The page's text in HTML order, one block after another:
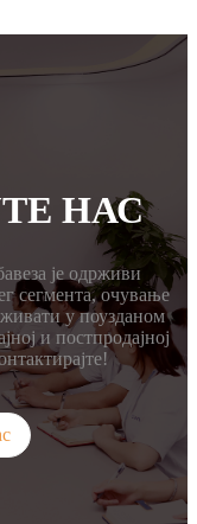
НАС
је одрживи
сегмента, очување
у поузданом
и постпродајној